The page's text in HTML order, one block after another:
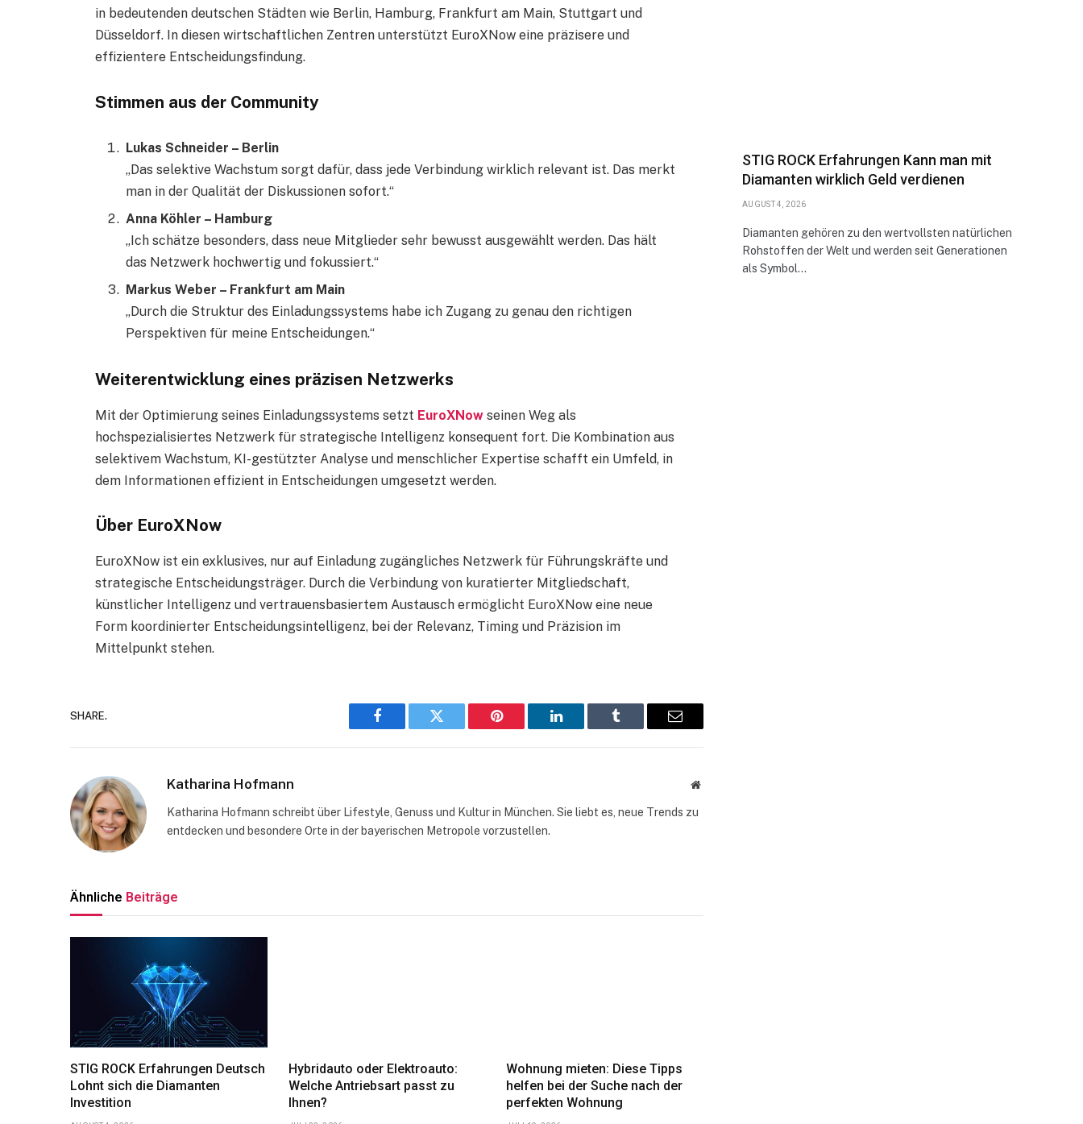
in bedeutenden deutschen Städten wie Berlin, Hamburg, Frankfurt am Main, Stuttgart und
Düsseldorf. In diesen wirtschaftlichen Zentren unterstützt EuroXNow eine präzisere und
effizientere Entscheidungsfindung.
Stimmen aus der Community
Lukas Schneider – Berlin
„Das selektive Wachstum sorgt dafür, dass jede Verbindung wirklich relevant ist. Das merkt
man in der Qualität der Diskussionen sofort.“
Anna Köhler – Hamburg
„Ich schätze besonders, dass neue Mitglieder sehr bewusst ausgewählt werden. Das hält
das Netzwerk hochwertig und fokussiert.“
Markus Weber – Frankfurt am Main
„Durch die Struktur des Einladungssystems habe ich Zugang zu genau den richtigen
Perspektiven für meine Entscheidungen.“
Weiterentwicklung eines präzisen Netzwerks
Mit der Optimierung seines Einladungssystems setzt EuroXNowseinen Weg als
hochspezialisiertes Netzwerk für strategische Intelligenz konsequent fort. Die Kombination aus
selektivem Wachstum, KI-gestützter Analyse und menschlicher Expertise schafft ein Umfeld, in
dem Informationen effizient in Entscheidungen umgesetzt werden.
Über EuroXNow
EuroXNow ist ein exklusives, nur auf Einladung zugängliches Netzwerk für Führungskräfte und
strategische Entscheidungsträger. Durch die Verbindung von kuratierter Mitgliedschaft,
künstlicher Intelligenz und vertrauensbasiertem Austausch ermöglicht EuroXNow eine neue
Form koordinierter Entscheidungsintelligenz, bei der Relevanz, Timing und Präzision im
Mittelpunkt stehen.
SHARE.
Facebook Twitter Pinterest LinkedIn Tumblr Email
Katharina Hofmann Website
Katharina Hofmann schreibt über Lifestyle, Genuss und Kultur in München. Sie liebt es, neue Trends zu
entdecken und besondere Orte in der bayerischen Metropole vorzustellen.
Ähnliche Beiträge
STIG ROCK Erfahrungen Deutsch
Lohnt sich die Diamanten
Investition
Hybridauto oder Elektroauto:
Welche Antriebsart passt zu
Ihnen?
Wohnung mieten: Diese Tipps
helfen bei der Suche nach der
perfekten Wohnung
STIG ROCK Erfahrungen Kann man mit
Diamanten wirklich Geld verdienen
AUGUST 4, 2026
Diamanten gehören zu den wertvollsten natürlichen
Rohstoffen der Welt und werden seit Generationen
als Symbol…